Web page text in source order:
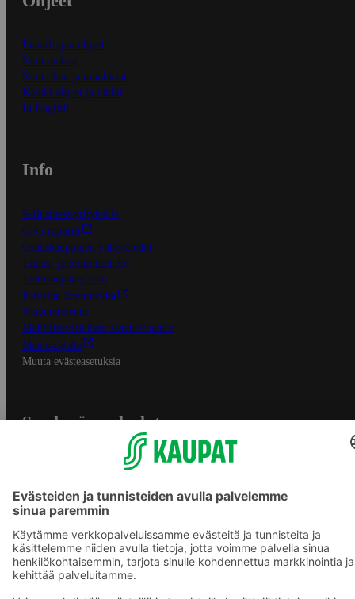
Ensitilaajan ohjeet
Näin maksat
Näin tilaat ja muokkaat
Kaikki ohjeet ja vinkit
In English
Info
S-Business yrityksille
Oiva-raportit
Osuuskauppojen yhteystiedot
Tilaus- ja toimitusehdot
Tietosuojakäytäntö
Palvelun käyttöehdot
Saavutettavuus
Mobiilisovelluksen saavutettavuus
Mainostajalle
Muuta evästeasetuksia
S-ryhmän palvelut
Yhteishyvä Ruoka -sovellus
S-ostoslista -sovellus
Prisma.fi
Sokos.fi
S-Pankki